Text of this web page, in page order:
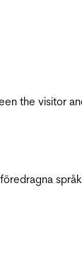
the visitor